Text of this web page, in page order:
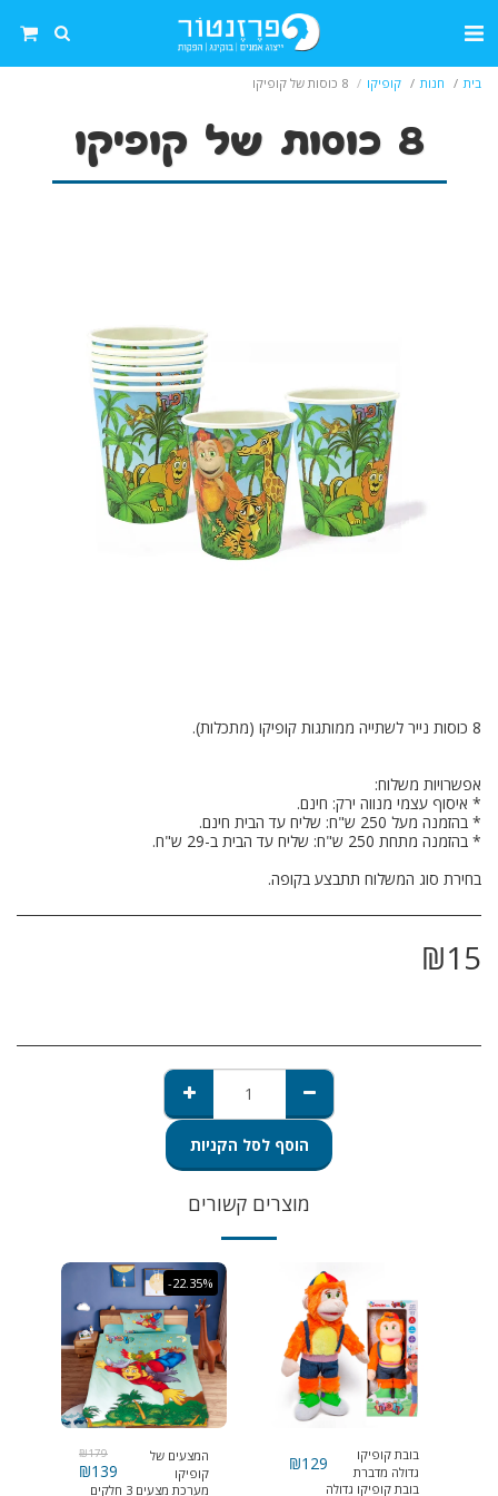
בית חנות קופיקו 8 כוסות של קופיקו
8 כוסות של קופיקו
בחירת סוג המשלוח תתבצע בקופה.
₪15
הוסף לסל הקניות
מוצרים קשורים
בובת קופיקו
גדולה מדברת
ושרה
₪129
בובת קופיקו גדולה
-22.35%
המצעים של
קופיקו
₪179
₪139
מערכת מצעים 3 חלקים